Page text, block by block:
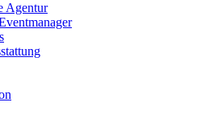
Agentur